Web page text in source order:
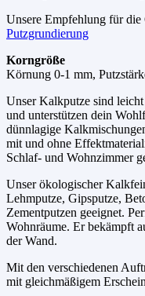
Unsere Empfehlung für die
Putzgrundierung
Korngröße
Körnung 0-1 mm,
Unser Kalkputze sind
und unterstützen dein
dünnlagige
mit und ohne
Schlaf- und Wohnzimmer
Unser ökologischer
Lehmputze, Gipsputze,
Zementputzen geeignet.
Wohnräume. Er bekämpft
der Wand.
Mit den verschiedenen
mit gleichmäßigem